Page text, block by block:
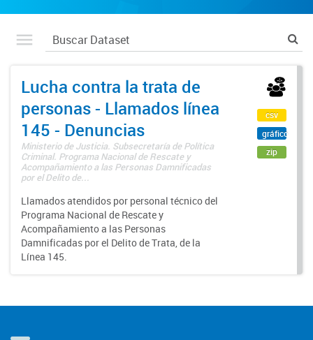
Lucha contra la trata de
personas - Llamados línea
145 - Denuncias
Ministerio de Justicia. Subsecretaría de Política
Criminal. Programa Nacional de Rescate y
Acompañamiento a las Personas Damnificadas
por el Delito de...
Llamados atendidos por personal técnico del
Programa Nacional de Rescate y
Acompañamiento a las Personas
Damnificadas por el Delito de Trata, de la
Línea 145.
csv
gráfico
zip